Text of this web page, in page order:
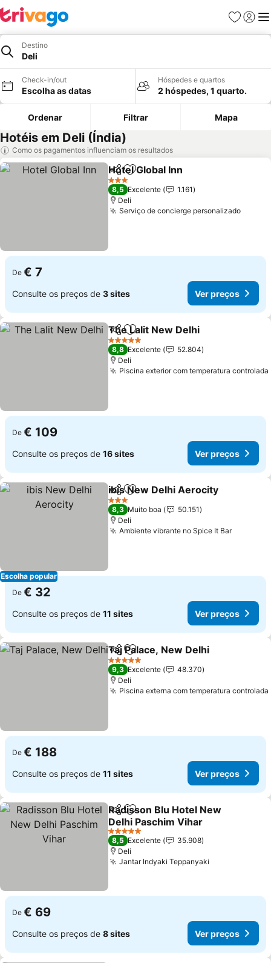
Favoritos
Iniciar
Destino
Deli
Check-in/out
Escolha as datas
Hóspedes e quartos
2 hóspedes, 1 quarto.
Ordenar Filtrar Mapa
Hotéis em Deli (Índia)
Como os pagamentos influenciam os resultados
PartilharAdicionar aos favoritos
Hotel Global Inn
3 Estrelas
8,5 Excelente
1.161
Deli
Serviço de concierge personalizadoVer
De € 7
Consulte os preços de 3 sites Ver preços
PartilharAdicionar aos favoritos
The Lalit New Delhi
5 Estrelas
8,8 Excelente
52.804
Deli
Piscina exterior com temperatura controlada
De € 109
Consulte os preços de 16 sites Ver preços
Escolha popular
PartilharAdicionar aos favoritos
ibis New Delhi Aerocity
3 Estrelas
8,3 Muito boa
50.151
Deli
Ambiente vibrante no Spice It BarVer
De € 32
Consulte os preços de 11 sites Ver preços
PartilharAdicionar aos favoritos
Taj Palace, New Delhi
5 Estrelas
9,3 Excelente
48.370
Deli
Piscina externa com temperatura controlada
De € 188
Consulte os preços de 11 sites Ver preços
PartilharAdicionar aos favoritos
Radisson Blu Hotel New
Delhi Paschim Vihar
Ver preços
5 Estrelas
8,5 Excelente
35.908
Deli
Jantar Indyaki Teppanyaki
De € 69
Consulte os preços de 8 sites Ver preços